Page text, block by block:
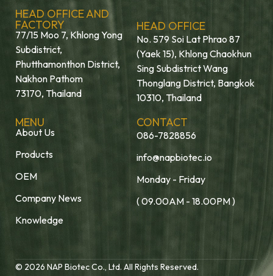
HEAD OFFICE AND
FACTORY
77/15 Moo 7, Khlong Yong
Subdistrict,
Phutthamonthon District,
Nakhon Pathom
73170, Thailand
HEAD OFFICE
No. 579 Soi Lat Phrao 87
(Yaek 15), Khlong Chaokhun
Sing Subdistrict Wang
Thonglang District, Bangkok
10310, Thailand
MENU
About Us
Products
OEM
Company News
Knowledge
CONTACT
086-7828856
info@napbiotec.io
Monday - Friday
( 09.00AM - 18.00PM )
© 2026 NAP Biotec Co., Ltd. All Rights Reserved.